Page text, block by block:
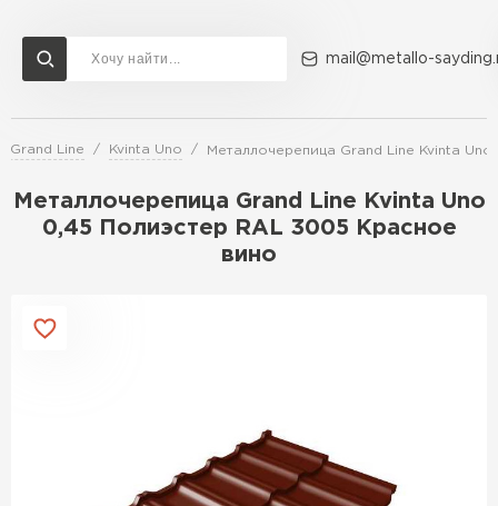
mail@metallo-
Grand Line Kvinta Uno Металлочерепица Grand Line Kvinta
Металлочерепица Grand Line Kvinta Uno
0,45 Полиэстер RAL 3005 Красное
вино
Доставка и оплата Акции О компании Контакты
Перейти в каталог